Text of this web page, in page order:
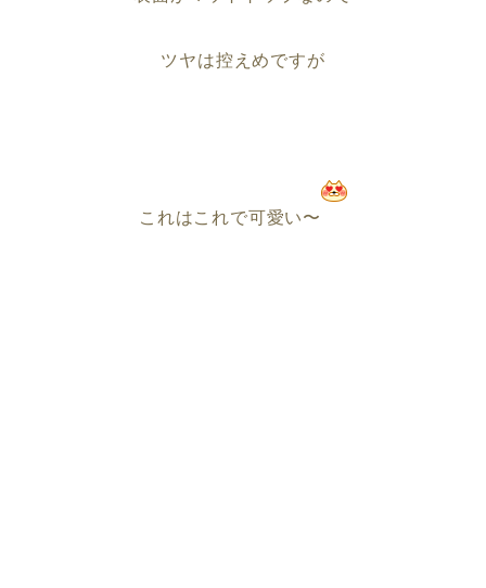
ツヤは控えめですが
これはこれで可愛い〜